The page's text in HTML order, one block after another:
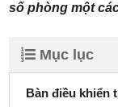
số phòng một
Mục lục
Bàn điều khiển